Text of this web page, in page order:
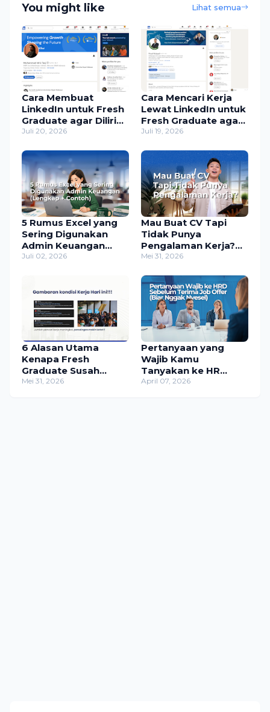
You might like Lihat semua
Cara Membuat
LinkedIn untuk Fresh
Graduate agar Dilirik
Recruiter (Panduan
Juli 20, 2026
Cara Mencari Kerja
Lewat LinkedIn untuk
Fresh Graduate agar
Cepat Dilirik Recruiter
Juli 19, 2026
5 Rumus Excel yang
Sering Digunakan
Admin Keuangan
(Lengkap + Contoh)
Juli 02, 2026
Mau Buat CV Tapi
Tidak Punya
Pengalaman Kerja?
Tambahkan 4 Hal Ini
Mei 31, 2026
6 Alasan Utama
Kenapa Fresh
Graduate Susah
Dapat Kerja
Mei 31, 2026
Pertanyaan yang
Wajib Kamu
Tanyakan ke HR
Sebelum Terima Job
April 07, 2026